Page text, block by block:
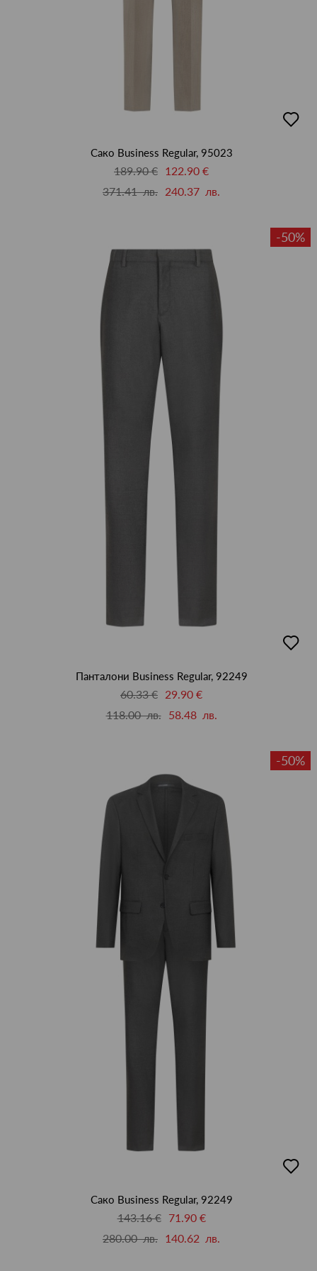
в
Сако Business Regular, 95023
189.90 € 122.90 €
371.41 лв. 240.37 лв.
-50%
в
Панталони Business Regular, 92249
60.33 € 29.90 €
118.00 лв.
58.48 лв.
-50%
в
Сако Business Regular, 92249
143.16 €
71.90 €
280.00 лв. 140.62 лв.